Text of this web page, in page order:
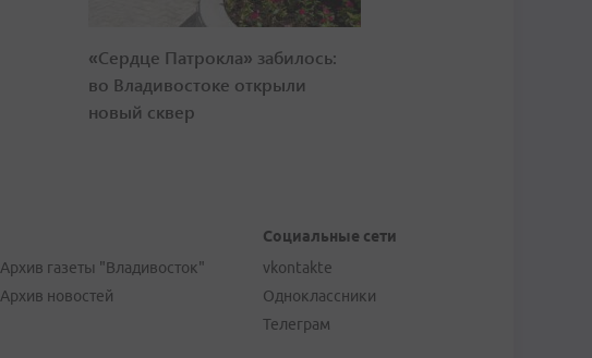
«Сердце Патрокла» забилось:
во Владивостоке открыли
новый сквер
Архив газеты "Владивосток"
Архив новостей
Социальные сети
vkontakte
Одноклассники
Телеграм